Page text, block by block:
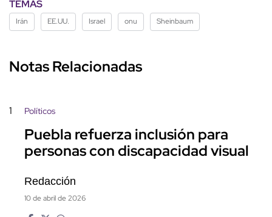
TEMAS
Irán EE.UU. Israel onu Sheinbaum
Notas Relacionadas
1 Políticos
Puebla refuerza inclusión para
personas con discapacidad visual
Redacción
10 de abril de 2026